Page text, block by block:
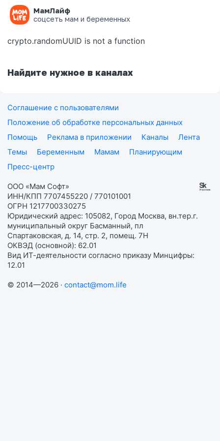
МамЛайф
соцсеть мам и беременных
Ошибка на странице
crypto.randomUUID is not a function
Найдите нужное в каналах
Соглашение с пользователями
Положение об обработке персональных данных
Помощь
Реклама в приложении Каналы
Лента
Темы
Беременным Мамам
Планирующим
Пресс-центр
ООО «Мам Софт»
ИНН/КПП 7707455220 / 770101001
ОГРН 1217700330275
Юридический адрес: 105082, Город Москва, вн.тер.г.
муниципальный округ Басманный, пл
Спартаковская, д. 14, стр. 2, помещ. 7Н
ОКВЭД (основной): 62.01
Вид ИТ-деятельности согласно приказу Минцифры:
12.01
© 2014—2026 · contact@mom.life